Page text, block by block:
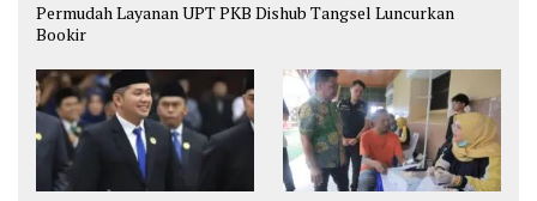
Permudah Layanan UPT PKB Dishub Tangsel Luncurkan
Bookir